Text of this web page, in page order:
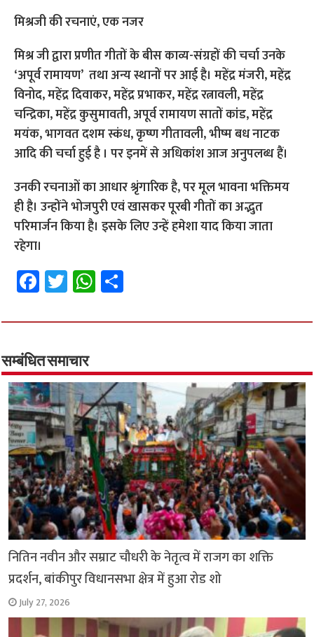
मिश्रजी की रचनाएं, एक नजर
मिश्र जी द्वारा प्रणीत गीतों के बीस काव्य-संग्रहों की चर्चा उनके
‘अपूर्व रामायण’ तथा अन्य स्थानों पर आई है। महेंद्र मंजरी, महेंद्र
विनोद, महेंद्र दिवाकर, महेंद्र प्रभाकर, महेंद्र रत्नावली, महेंद्र
चन्द्रिका, महेंद्र कुसुमावती, अपूर्व रामायण सातों कांड, महेंद्र
मयंक, भागवत दशम स्कंध, कृष्ण गीतावली, भीष्म बध नाटक
आदि की चर्चा हुई है । पर इनमें से अधिकांश आज अनुपलब्ध हैं।
उनकी रचनाओं का आधार श्रृंगारिक है, पर मूल भावना भक्तिमय
ही है। उन्होंने भोजपुरी एवं खासकर पूरबी गीतों का अद्भुत
परिमार्जन किया है। इसके लिए उन्हें हमेशा याद किया जाता
रहेगा।
Fa
ce
b
o
o
k
T
wi
tt
er
W
h
at
p
p
ar
सम्बंधित समाचार
नितिन नवीन और सम्राट चौधरी के नेतृत्व में राजग का शक्ति
प्रदर्शन, बांकीपुर विधानसभा क्षेत्र में हुआ रोड शो
July 27, 2026